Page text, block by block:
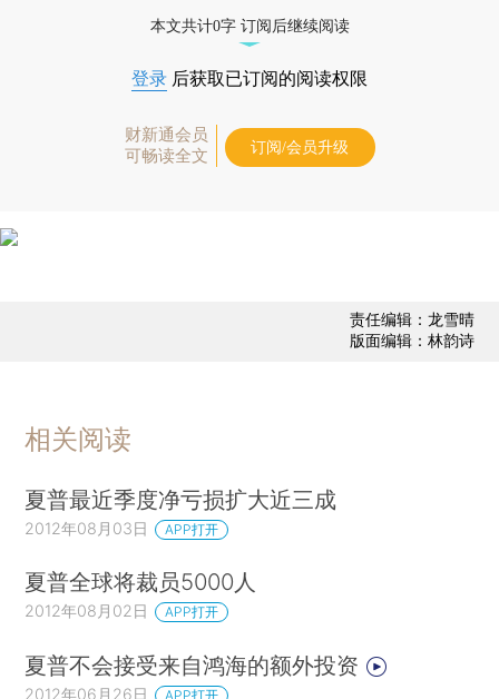
本文共计0字 订阅后继续阅读
登录 后获取已订阅的阅读权限
财新通会员
可畅读全文
订阅/会员升级
责任编辑：龙雪晴
版面编辑：林韵诗
相关阅读
夏普最近季度净亏损扩大近三成
2012年08月03日 APP打开
夏普全球将裁员5000人
2012年08月02日 APP打开
夏普不会接受来自鸿海的额外投资
2012年06月26日 APP打开